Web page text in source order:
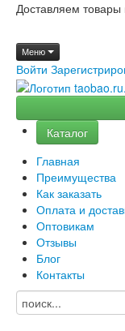
Доставляем
Меню
Войти
Каталог
Главная
Преимущества
Как заказать
Оплата и
Оптовикам
Отзывы
Блог
Контакты